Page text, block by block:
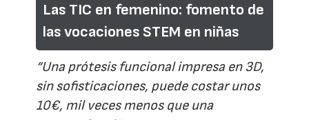
Las TIC en femenino: fomento de
las vocaciones STEM en niñas
“Una prótesis funcional impresa en 3D,
sin sofisticaciones, puede costar unos
10€, mil veces menos que una